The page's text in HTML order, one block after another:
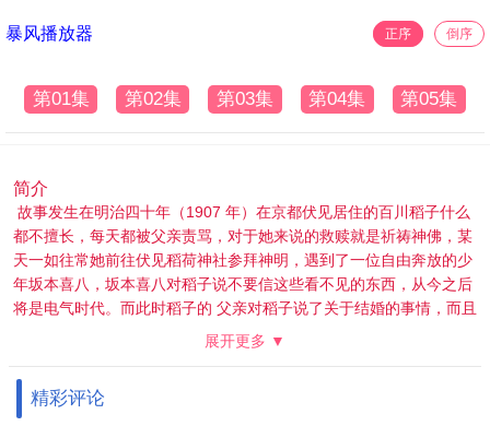
暴风播放器 正序 倒序
第01集 第02集 第03集 第04集 第05集
简介
故事发生在明治四十年（1907 年）在京都伏见居住的百川稻子什么
都不擅长，每天都被父亲责骂，对于她来说的救赎就是祈祷神佛，某
天一如往常她前往伏见稻荷神社参拜神明，遇到了一位自由奔放的少
年坂本喜八，坂本喜八对稻子说不要信这些看不见的东西，从今之后
将是电气时代。而此时稻子的 父亲对稻子说了关于结婚的事情，而且
是父亲单方面决定的，稻子本来是放弃抵抗认为自己的价值就是如
这个封闭的家。阻止结婚的方法是找出奇书《二十世纪电气目录》，
那是喜八童年时代写下的关于电气的预言书，而喜八过去的哥哥清六
展开更多 ▼
精彩评论